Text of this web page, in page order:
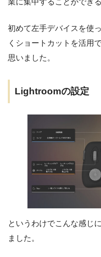
業に集中することができ
初めて左手デバイスを使
くショートカットを活用
思いました。
Lightroomの設定
というわけでこんな感じに
ました。